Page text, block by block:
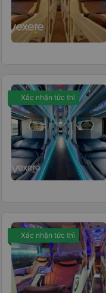
Xác nhận tức thì
Xác nhận tức thì